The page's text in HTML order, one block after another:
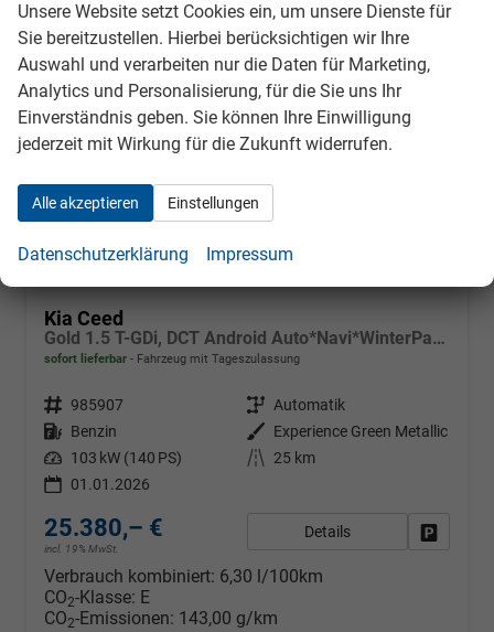
Kia Ceed
Gold 1.5 T-GDi, DCT Android Auto*Navi*WinterPak*Klimaauto*16"*Kamera*PrivacyGlas*
sofort lieferbar Fahrzeug mit Tageszulassung
Fahrzeugnr. 985907 Getriebe Automatik
Kraftstoff Benzin Außenfarbe
Experience Green Metallic
Leistung 103 kW (140 PS) Kilometerstand
25 km
01.01.2026
25.380,– €
incl. 19% MwSt.
Details
Verbrauch kombiniert: 6,30 l/100km
CO2-Klasse: E
CO2-Emissionen: 143,00 g/km
Unsere Website setzt Cookies ein, um unsere Dienste für
Sie bereitzustellen. Hierbei berücksichtigen wir Ihre
Auswahl und verarbeiten nur die Daten für Marketing,
Analytics und Personalisierung, für die Sie uns Ihr
Einverständnis geben. Sie können Ihre Einwilligung
jederzeit mit Wirkung für die Zukunft widerrufen.
Alle akzeptieren Einstellungen
Datenschutzerklärung Impressum